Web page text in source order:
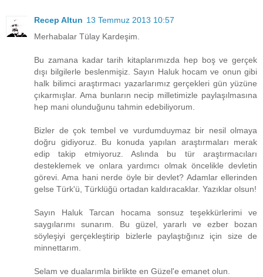
Recep Altun 13 Temmuz 2013 10:57
Merhabalar Tülay Kardeşim.
Bu zamana kadar tarih kitaplarımızda hep boş ve gerçek
dışı bilgilerle beslenmişiz. Sayın Haluk hocam ve onun gibi
halk bilimci araştırmacı yazarlarımız gerçekleri gün yüzüne
çıkarmışlar. Ama bunların necip milletimizle paylaşılmasına
hep mani olunduğunu tahmin edebiliyorum.
Bizler de çok tembel ve vurdumduymaz bir nesil olmaya
doğru gidiyoruz. Bu konuda yapılan araştırmaları merak
edip takip etmiyoruz. Aslında bu tür araştırmacıları
desteklemek ve onlara yardımcı olmak öncelikle devletin
görevi. Ama hani nerde öyle bir devlet? Adamlar ellerinden
gelse Türk'ü, Türklüğü ortadan kaldıracaklar. Yazıklar olsun!
Sayın Haluk Tarcan hocama sonsuz teşekkürlerimi ve
saygılarımı sunarım. Bu güzel, yararlı ve ezber bozan
söyleşiyi gerçekleştirip bizlerle paylaştığınız için size de
minnettarım.
Selam ve dualarımla birlikte en Güzel'e emanet olun.